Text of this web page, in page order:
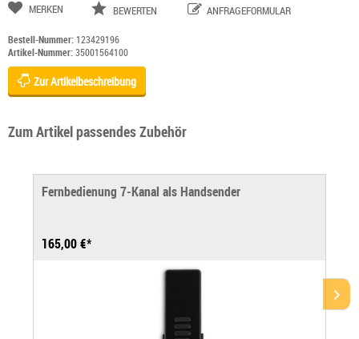
MERKEN BEWERTEN ANFRAGEFORMULAR
Bestell-Nummer:123429196
Artikel-Nummer:35001564100
Zur Artikelbeschreibung
Zum Artikel passendes Zubehör
Fernbedienung 7‑Kanal als Handsender
165,00 €*